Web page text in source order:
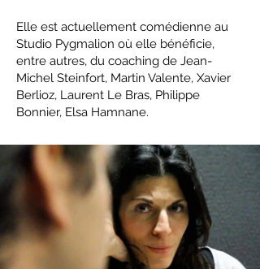
Elle est actuellement comédienne au
Studio Pygmalion où elle bénéficie,
entre autres, du coaching de Jean-
Michel Steinfort, Martin Valente, Xavier
Berlioz, Laurent Le Bras, Philippe
Bonnier, Elsa Hamnane.